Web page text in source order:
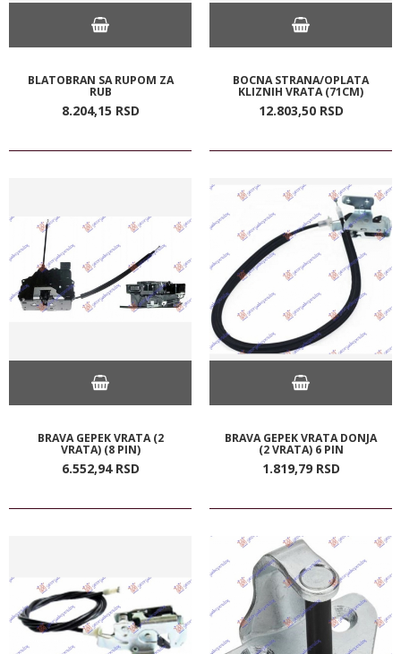
BLATOBRAN SA RUPOM ZA
RUB
8.204,15 RSD
BOCNA STRANA/OPLATA
KLIZNIH VRATA (71CM)
12.803,50 RSD
BRAVA GEPEK VRATA (2
VRATA) (8 PIN)
6.552,94 RSD
BRAVA GEPEK VRATA DONJA
(2 VRATA) 6 PIN
1.819,79 RSD